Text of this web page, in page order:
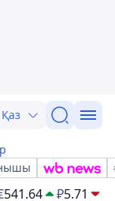
Қаз
541.64 ₽5.71